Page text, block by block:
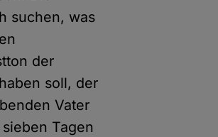
suchen, was
der
soll, der
Vater
Tagen